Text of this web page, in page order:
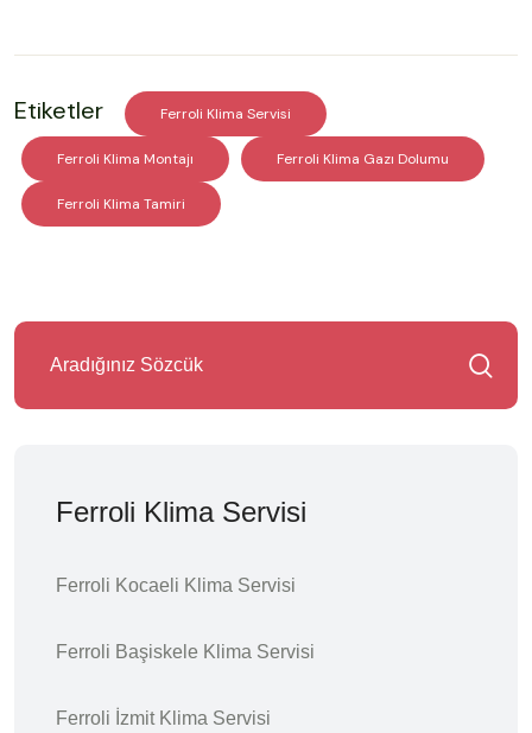
Etiketler Ferroli Klima Servisi
Ferroli Klima Montajı Ferroli Klima Gazı Dolumu
Ferroli Klima Tamiri
Ferroli Klima Servisi
Ferroli Kocaeli Klima Servisi
Ferroli Başiskele Klima Servisi
Ferroli İzmit Klima Servisi